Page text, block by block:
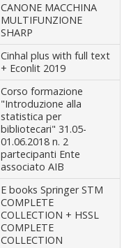
CANONE MACCHINA
MULTIFUNZIONE
SHARP
Cinhal plus with full text
+ Econlit 2019
Corso formazione
"Introduzione alla
statistica per
bibliotecari" 31.05-
01.06.2018 n. 2
partecipanti Ente
associato AIB
E books Springer STM
COMPLETE
COLLECTION + HSSL
COMPLETE
COLLECTION